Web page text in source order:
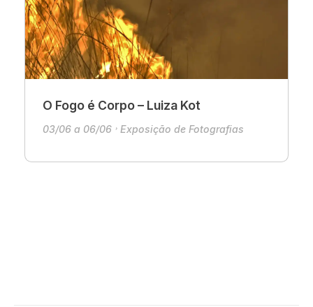
O Fogo é Corpo – Luiza Kot
03/06 a 06/06 Exposição de Fotografias